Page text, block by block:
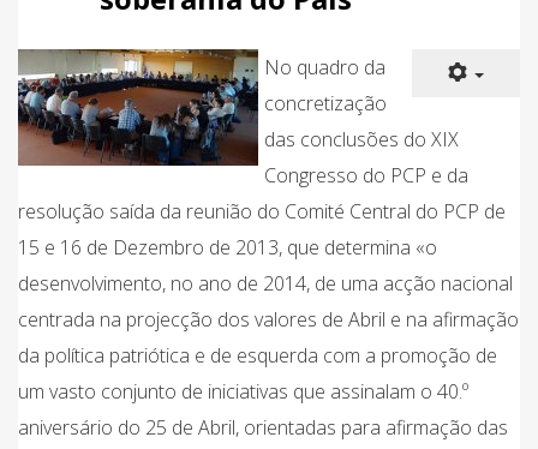
No quadro da
concretização
das conclusões do XIX
Congresso do PCP e da
resolução saída da reunião do Comité Central do PCP de
15 e 16 de Dezembro de 2013, que determina «o
desenvolvimento, no ano de 2014, de uma acção nacional
centrada na projecção dos valores de Abril e na afirmação
da política patriótica e de esquerda com a promoção de
um vasto conjunto de iniciativas que assinalam o 40.º
aniversário do 25 de Abril, orientadas para afirmação das